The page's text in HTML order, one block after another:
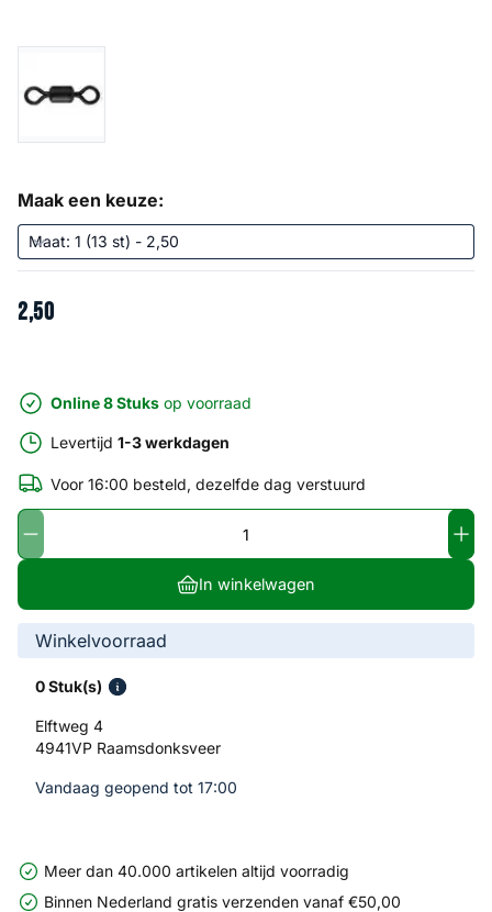
Maak een keuze:
2,50
Online 8 Stuks op voorraad
Levertijd 1-3 werkdagen
Voor 16:00 besteld, dezelfde dag verstuurd
In winkelwagen
Winkelvoorraad
0 Stuk(s)
Elftweg 4
4941VP Raamsdonksveer
Vandaag geopend tot 17:00
Meer dan 40.000 artikelen altijd voorradig
Binnen Nederland gratis verzenden vanaf €50,00